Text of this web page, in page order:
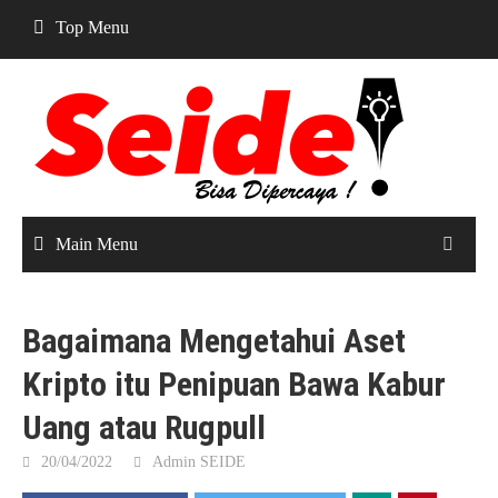
content
Top Menu
Main Menu
Bagaimana Mengetahui Aset
Kripto itu Penipuan Bawa Kabur
Uang atau Rugpull
20/04/2022 Admin SEIDE